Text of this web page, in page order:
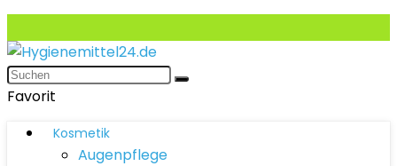
Favorit
Kosmetik
Augenpflege